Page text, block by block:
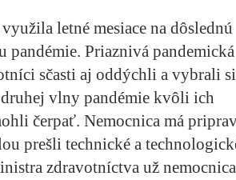
letné mesiace na dôslednú
Priaznivá pandemická
sčasti aj oddýchli a vybrali si
vlny pandémie kvôli ich
čerpať. Nemocnica má
prešli technické a
zdravotníctva už nemocnica